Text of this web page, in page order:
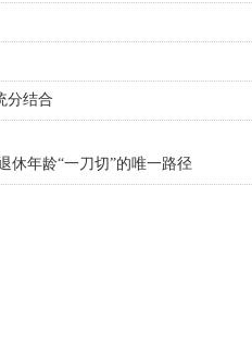
分结合
休年龄“一刀切”的唯一路径